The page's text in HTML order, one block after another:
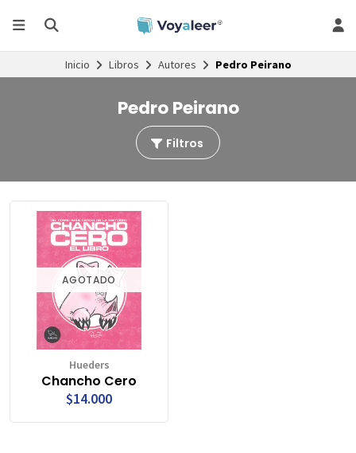
Inicio Libros Autores Pedro Peirano
Pedro Peirano
Filtros
AGOTADO
Hueders
Chancho Cero
$14.000